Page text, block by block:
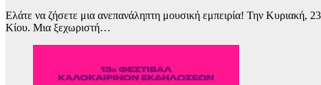
Ελάτε να ζήσετε μια ανεπανάληπτη μουσική εμπειρία! Την
Κίου. Μια ξεχωριστή…